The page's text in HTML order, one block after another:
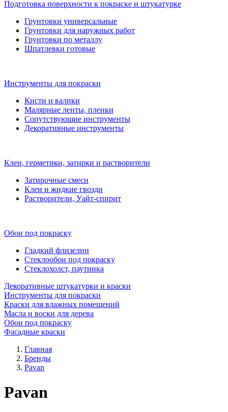
Подготовка поверхности к покраске и штукатурке
Грунтовки универсальные
Грунтовки для наружных работ
Грунтовки по металлу
Шпатлевки готовые
Инструменты для покраски
Кисти и валики
Малярные ленты, пленки
Сопутствующие инструменты
Декоративные инструменты
Клеи, герметики, затирки и растворители
Затирочные смеси
Клеи и жидкие гвозди
Растворители, Уайт-спирит
Обои под покраску
Гладкий флизелин
Стеклообои под покраску
Стеклохолст, паутинка
Декоративные штукатурки и краски
Инструменты для покраски
Краски для влажных помещений
Масла и воски для дерева
Обои под покраску
Фасадные краски
Главная
Бренды
Pavan
Pavan